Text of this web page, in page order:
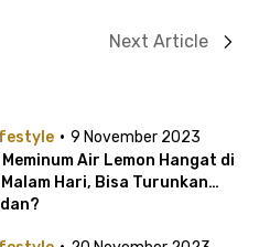
Next Article
· 9 November 2023
Air Lemon Hangat di
Hari, Bisa Turunkan